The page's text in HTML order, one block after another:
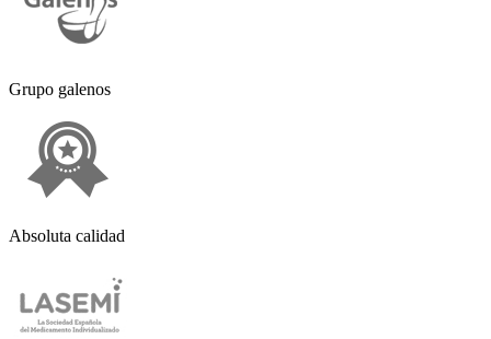
Grupo galenos
Absoluta calidad